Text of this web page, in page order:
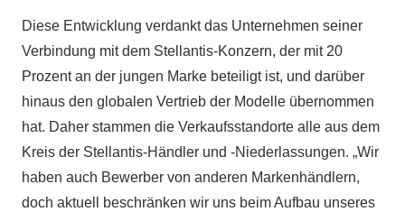
Diese Entwicklung verdankt das Unternehmen seiner
Verbindung mit dem Stellantis-Konzern, der mit 20
Prozent an der jungen Marke beteiligt ist, und darüber
hinaus den globalen Vertrieb der Modelle übernommen
hat. Daher stammen die Verkaufsstandorte alle aus dem
Kreis der Stellantis-Händler und -Niederlassungen. „Wir
haben auch Bewerber von anderen Markenhändlern,
doch aktuell beschränken wir uns beim Aufbau unseres